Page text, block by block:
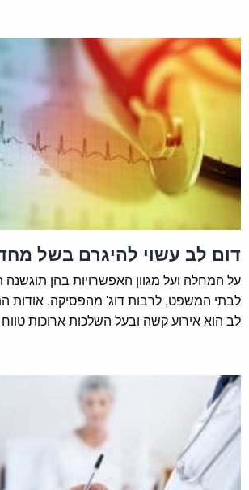
דום לב עשוי להיגרם בשל
על המחלה ועל מגוון האפשרויות בהן
לבתי המשפט, לרבות דוג' מהפסיקה. אודות
לב הוא אירוע קשה ובעל השלכות ארוכות